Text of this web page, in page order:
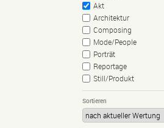
Akt
Architektur
Composing
Mode/People
Porträt
Reportage
Still/Produkt
Sortieren